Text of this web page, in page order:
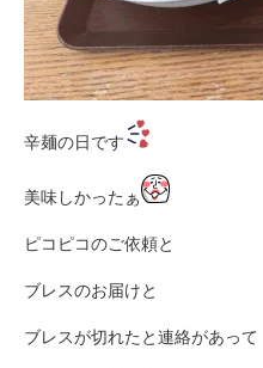
辛麺の日です
美味しかったぁ
ピコピコのご依頼と
ブレスのお届けと
ブレスが切れたと連絡があって